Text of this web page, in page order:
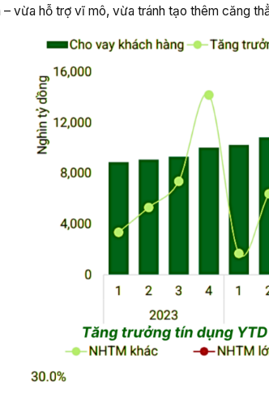
vừa hỗ trợ vĩ mô, vừa tránh tạo thêm căng